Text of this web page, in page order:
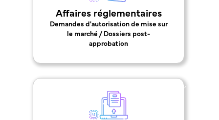
Affaires réglementaires
Demandes d'autorisation de mise sur
le marché / Dossiers post-
approbation
,